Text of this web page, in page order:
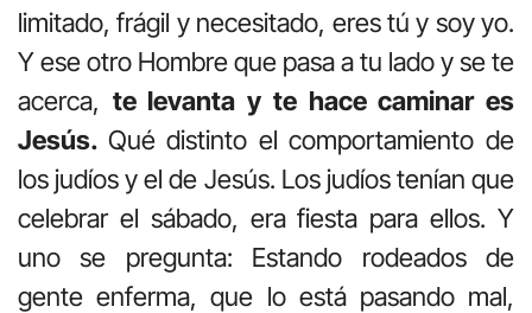
limitado, frágil y necesitado, eres tú y soy yo.
Y ese otro Hombre que pasa a tu lado y se te
acerca, te levanta y te hace caminar es
Jesús. Qué distinto el comportamiento de
los judíos y el de Jesús. Los judíos tenían que
celebrar el sábado, era fiesta para ellos. Y
uno se pregunta: Estando rodeados de
gente enferma, que lo está pasando mal,